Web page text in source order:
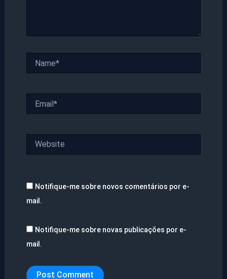
Notifique-me sobre novos comentários por e-
mail.
Notifique-me sobre novas publicações por e-
mail.